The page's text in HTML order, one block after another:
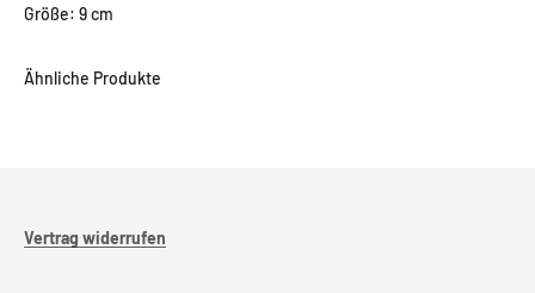
Größe: 9 cm
Vertrag widerrufen